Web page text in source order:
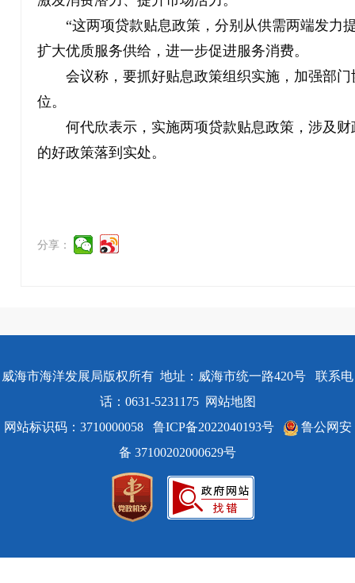
“这两项贷款贴息政策，分别从供需两端发力
扩大优质服务供给，进一步促进服务消费。
会议称，要抓好贴息政策组织实施，加强部
位。
何代欣表示，实施两项贷款贴息政策，涉及
的好政策落到实处。
分享：
威海市海洋发展局版权所有 地址：威海市统一路420号 联系电
话：0631-5231175 网站地图
网站标识码：3710000058 鲁ICP备2022040193号
鲁公网安
备 37100202000629号